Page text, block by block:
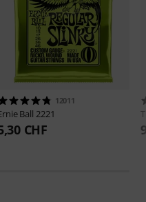
12011
Ball 2221
CHF